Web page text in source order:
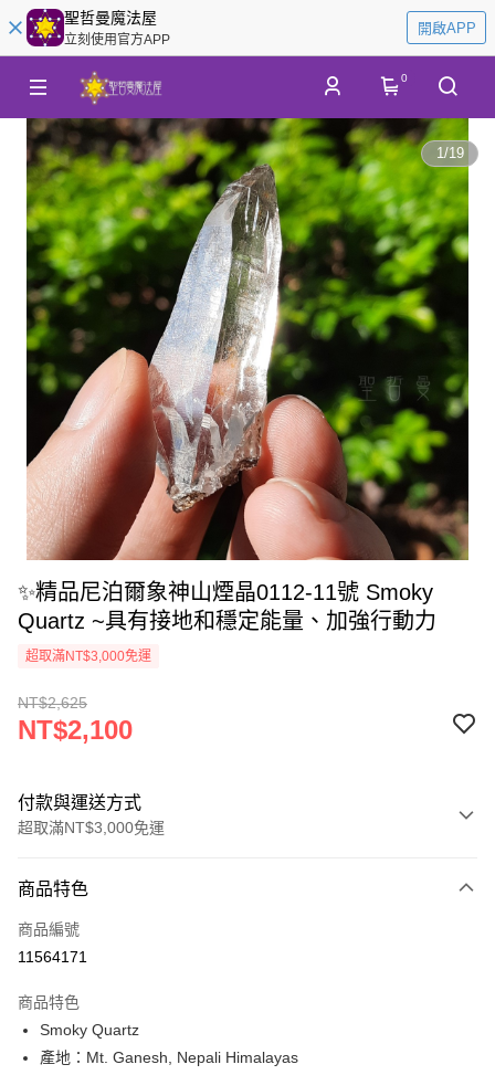
聖哲曼魔法屋
立刻使用官方APP
開啟APP
0
1/19
✨精品尼泊爾象神山煙晶0112-11號 Smoky
Quartz ~具有接地和穩定能量、加強行動力
超取滿NT$3,000免運
NT$2,625
NT$2,100
付款與運送方式
超取滿NT$3,000免運
信用卡一次付款
超商取貨付款
Apple Pay
街口支付
商品特色
商品編號
11564171
商品特色
Smoky Quartz
產地：Mt. Ganesh, Nepali Himalayas